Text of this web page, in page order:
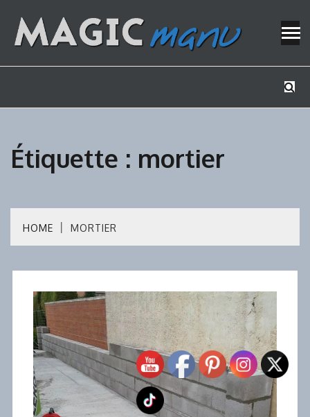
content
Étiquette : mortier
HOME MORTIER